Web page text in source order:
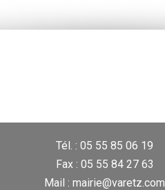
Tél. : 05 55 85 06 19
Fax : 05 55 84 27 63
Mail : mairie@varetz.com